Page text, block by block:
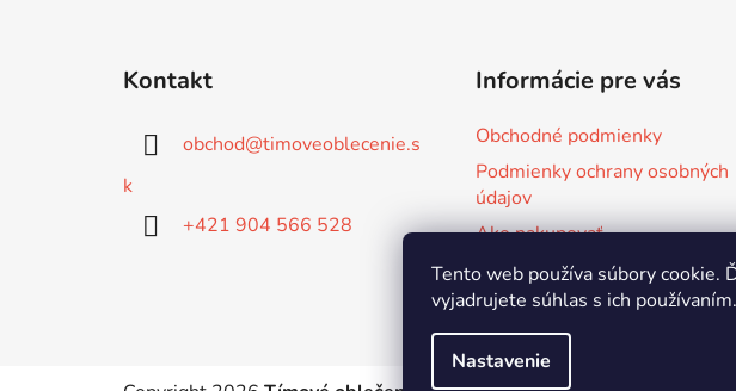
Tento web používa súbory cookie.
vyjadrujete súhlas s ich
Nastavenie
Kontakt
obchod@timoveoblecenie.s
k
+421 904 566 528
Informácie pre vás
Obchodné podmienky
Podmienky ochrany osobných
údajov
Ako nakupovať
Tvoríme športové oblečenie
mieru